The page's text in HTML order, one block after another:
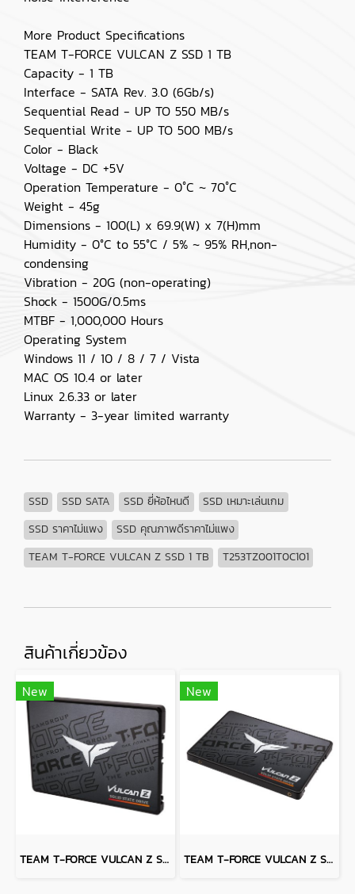
More Product Specifications
TEAM T-FORCE VULCAN Z SSD 1 TB
Capacity - 1 TB
Interface - SATA Rev. 3.0 (6Gb/s)
Sequential Read - UP TO 550 MB/s
Sequential Write - UP TO 500 MB/s
Color - Black
Voltage - DC +5V
Operation Temperature - 0˚C ~ 70˚C
Weight - 45g
Dimensions - 100(L) x 69.9(W) x 7(H)mm
Humidity - 0°C to 55°C / 5% ~ 95% RH,non-
condensing
Vibration - 20G (non-operating)
Shock - 1500G/0.5ms
MTBF - 1,000,000 Hours
Operating System
Windows 11 / 10 / 8 / 7 / Vista
MAC OS 10.4 or later
Linux 2.6.33 or later
Warranty - 3-year limited warranty
SSD SSD SATA SSD ยี่ห้อไหนดี
SSD เหมาะเล่นเกม
SSD ราคาไม่แพง
SSD คุณภาพดีราคาไม่แพง
TEAM T-FORCE VULCAN Z SSD 1 TB
T253TZ001T0C101
สินค้าเกี่ยวข้อง
New
TEAM T-FORCE VULCAN Z SSD 512 GB
New
TEAM T-FORCE VULCAN Z SSD 256 GB